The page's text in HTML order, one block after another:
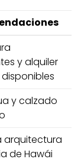
⁤y alquiler
y calzado
arquitectura
de Hawái